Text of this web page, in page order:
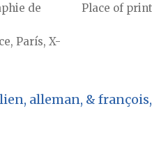
de
Place of
París, X-
alleman, &